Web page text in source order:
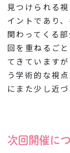
見つけられる
イントであり
関わってくる
回を重ねるご
てきています
う学術的な視
にまた少し近
次回開催に